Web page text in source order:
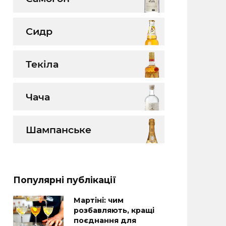
Сидр
Текіла
Чача
Шампанське
Популярні публікації
Мартіні: чим
розбавляють, кращі
поєднання для